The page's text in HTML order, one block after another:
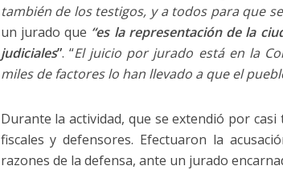
también de los testigos, y a todos para que
un jurado que “es la representación de la
judiciales”. “El juicio por jurado está en la
miles de factores lo han llevado a que el
Durante la actividad, que se extendió por
fiscales y defensores. Efectuaron la
razones de la defensa, ante un jurado